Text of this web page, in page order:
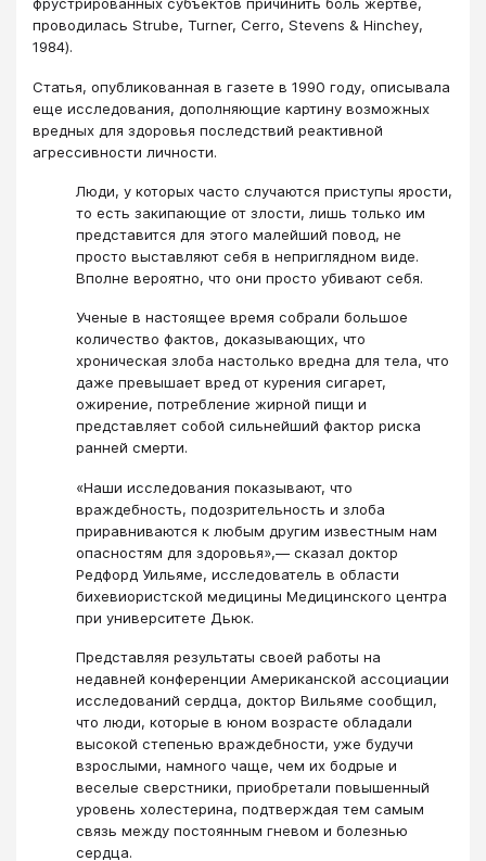
проводилась Strube, Turner, Cerro, Stevens & Hinchey,
1984).
Статья, опубликованная в газете в 1990 году, описывала
еще исследования, дополняющие картину возможных
вредных для здоровья последствий реактивной
агрессивности личности.
Люди, у которых часто случаются приступы ярости,
то есть закипающие от злости, лишь только им
представится для этого малейший повод, не
просто выставляют себя в неприглядном виде.
Вполне вероятно, что они просто убивают себя.
Ученые в настоящее время собрали большое
количество фактов, доказывающих, что
хроническая злоба настолько вредна для тела, что
даже превышает вред от курения сигарет,
ожирение, потребление жирной пищи и
представляет собой сильнейший фактор риска
ранней смерти.
«Наши исследования показывают, что
враждебность, подозрительность и злоба
приравниваются к любым другим известным нам
опасностям для здоровья»,— сказал доктор
Редфорд Уильяме, исследователь в области
бихевиористской медицины Медицинского центра
при университете Дьюк.
Представляя результаты своей работы на
недавней конференции Американской ассоциации
исследований сердца, доктор Вильяме сообщил,
что люди, которые в юном возрасте обладали
высокой степенью враждебности, уже будучи
взрослыми, намного чаще, чем их бодрые и
веселые сверстники, приобретали повышенный
уровень холестерина, подтверждая тем самым
связь между постоянным гневом и болезнью
сердца.